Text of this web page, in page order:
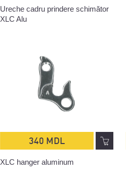
Ureche cadru prindere schimător
XLC Alu
340 MDL
XLC hanger aluminum